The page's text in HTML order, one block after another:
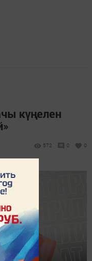
күңелен
572 0 0